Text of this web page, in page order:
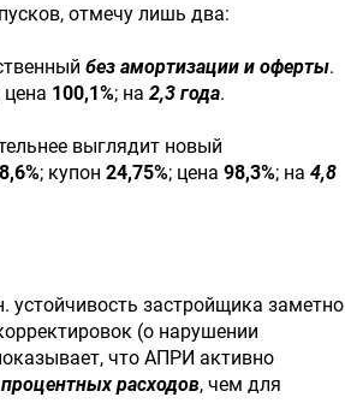
отмечу лишь два:
без амортизации и оферты.
цена 100,1%; на 2,3 года.
выглядит новый
; купон 24,75%; цена 98,3%; на 4,8
устойчивость застройщика заметно
(о нарушении
что АПРИ активно
расходов, чем для